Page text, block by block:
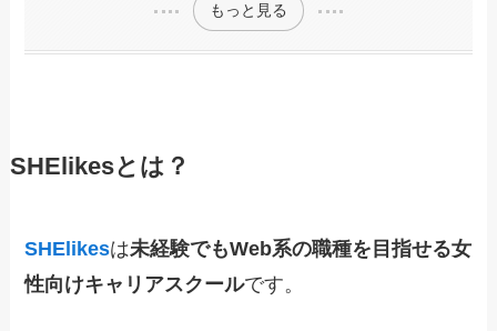
もっと見る
SHElikesとは？
SHElikesは未経験でもWeb系の職種を目指せる女
性向けキャリアスクールです。